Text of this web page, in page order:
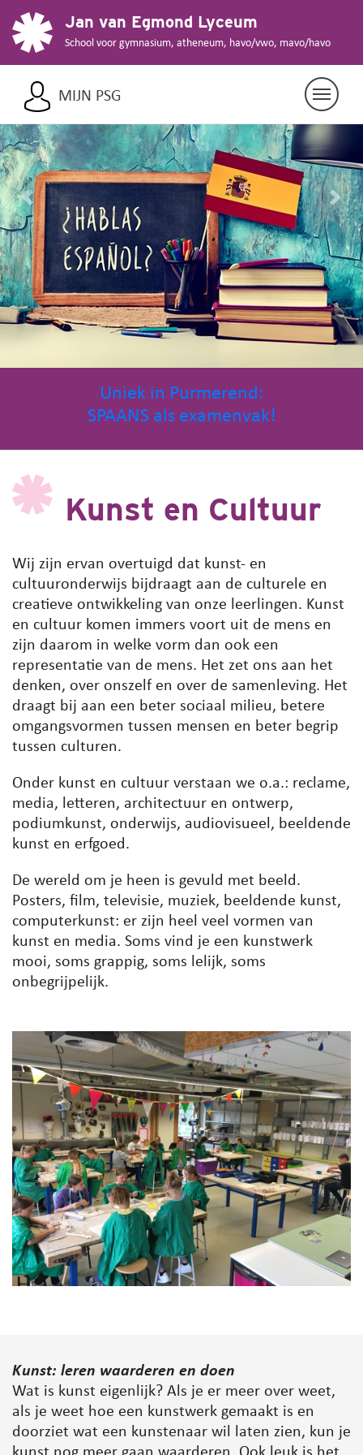
Jan van Egmond Lyceum
School voor gymnasium, atheneum, havo/vwo, mavo/havo
MIJN PSG
Uniek in Purmerend:
SPAANS als examenvak!
Ontdek.
Kies.
Previous
Kunst en Cultuur
Wij zijn ervan overtuigd dat kunst- en
cultuuronderwijs bijdraagt aan de culturele en
creatieve ontwikkeling van onze leerlingen. Kunst
en cultuur komen immers voort uit de mens en
zijn daarom in welke vorm dan ook een
representatie van de mens. Het zet ons aan het
denken, over onszelf en over de samenleving. Het
draagt bij aan een beter sociaal milieu, betere
omgangsvormen tussen mensen en beter begrip
tussen culturen.
Onder kunst en cultuur verstaan we o.a.: reclame,
media, letteren, architectuur en ontwerp,
podiumkunst, onderwijs, audiovisueel, beeldende
kunst en erfgoed.
De wereld om je heen is gevuld met beeld.
Posters, film, televisie, muziek, beeldende kunst,
computerkunst: er zijn heel veel vormen van
kunst en media. Soms vind je een kunstwerk
mooi, soms grappig, soms lelijk, soms
onbegrijpelijk.
Kunst: leren waarderen en doen
Wat is kunst eigenlijk? Als je er meer over weet,
als je weet hoe een kunstwerk gemaakt is en
doorziet wat een kunstenaar wil laten zien, kun je
kunst nog meer gaan waarderen. Ook leuk is het